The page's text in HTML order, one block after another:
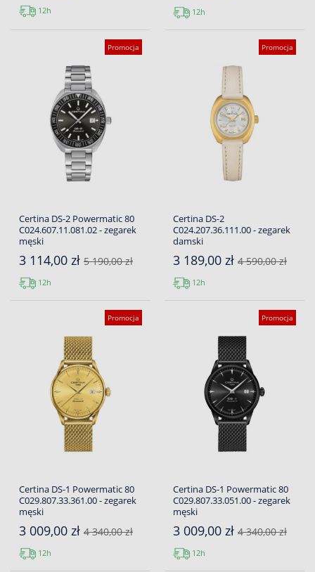
12h 12h
Promocja
Certina DS-2 Powermatic 80
C024.607.11.081.02 - zegarek
męski
3 114,00 zł 5 190,00 zł
12h
Promocja
Certina DS-2
C024.207.36.111.00 - zegarek
damski
3 189,00 zł 4 590,00 zł
12h
Promocja
Certina DS-1 Powermatic 80
C029.807.33.361.00 - zegarek
męski
3 009,00 zł 4 340,00 zł
12h
Promocja
Certina DS-1 Powermatic 80
C029.807.33.051.00 - zegarek
męski
3 009,00 zł 4 340,00 zł
12h